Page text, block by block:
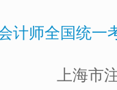
计师全国统一
上海市